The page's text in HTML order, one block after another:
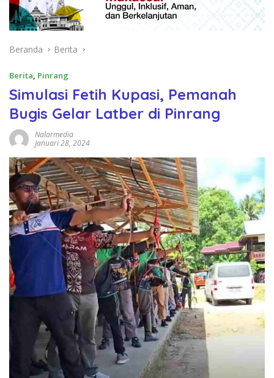
Beranda Berita
Berita, Pinrang
Simulasi Fetih Kupasi, Pemanah
Bugis Gelar Latber di Pinrang
Nalarmedia
Januari 28, 2024